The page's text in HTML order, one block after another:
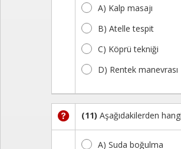
A) Kalp masajı
B) Atelle tespit
C) Köprü tekniği
D) Rentek manevrası
(11) Aşağıdakilerden
A) Suda boğulma